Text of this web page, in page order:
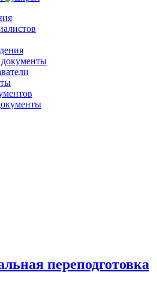
переподготовка